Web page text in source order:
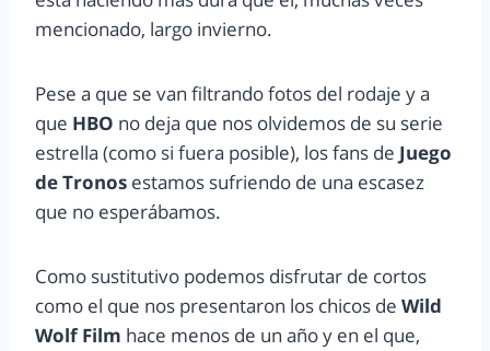
mencionado, largo invierno.
Pese a que se van filtrando fotos del rodaje y a
que HBO no deja que nos olvidemos de su serie
estrella (como si fuera posible), los fans de Juego
de Tronos estamos sufriendo de una escasez
que no esperábamos.
Como sustitutivo podemos disfrutar de cortos
como el que nos presentaron los chicos de Wild
Wolf Film hace menos de un año y en el que,